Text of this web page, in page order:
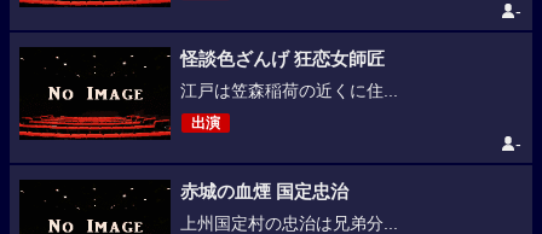
-
怪談色ざんげ 狂恋女師匠
江戸は笠森稲荷の近くに住...
出演
-
赤城の血煙 国定忠治
上州国定村の忠治は兄弟分...